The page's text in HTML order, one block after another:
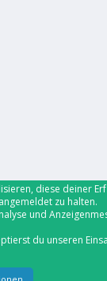
diese deiner
zu halten.
und
du unseren